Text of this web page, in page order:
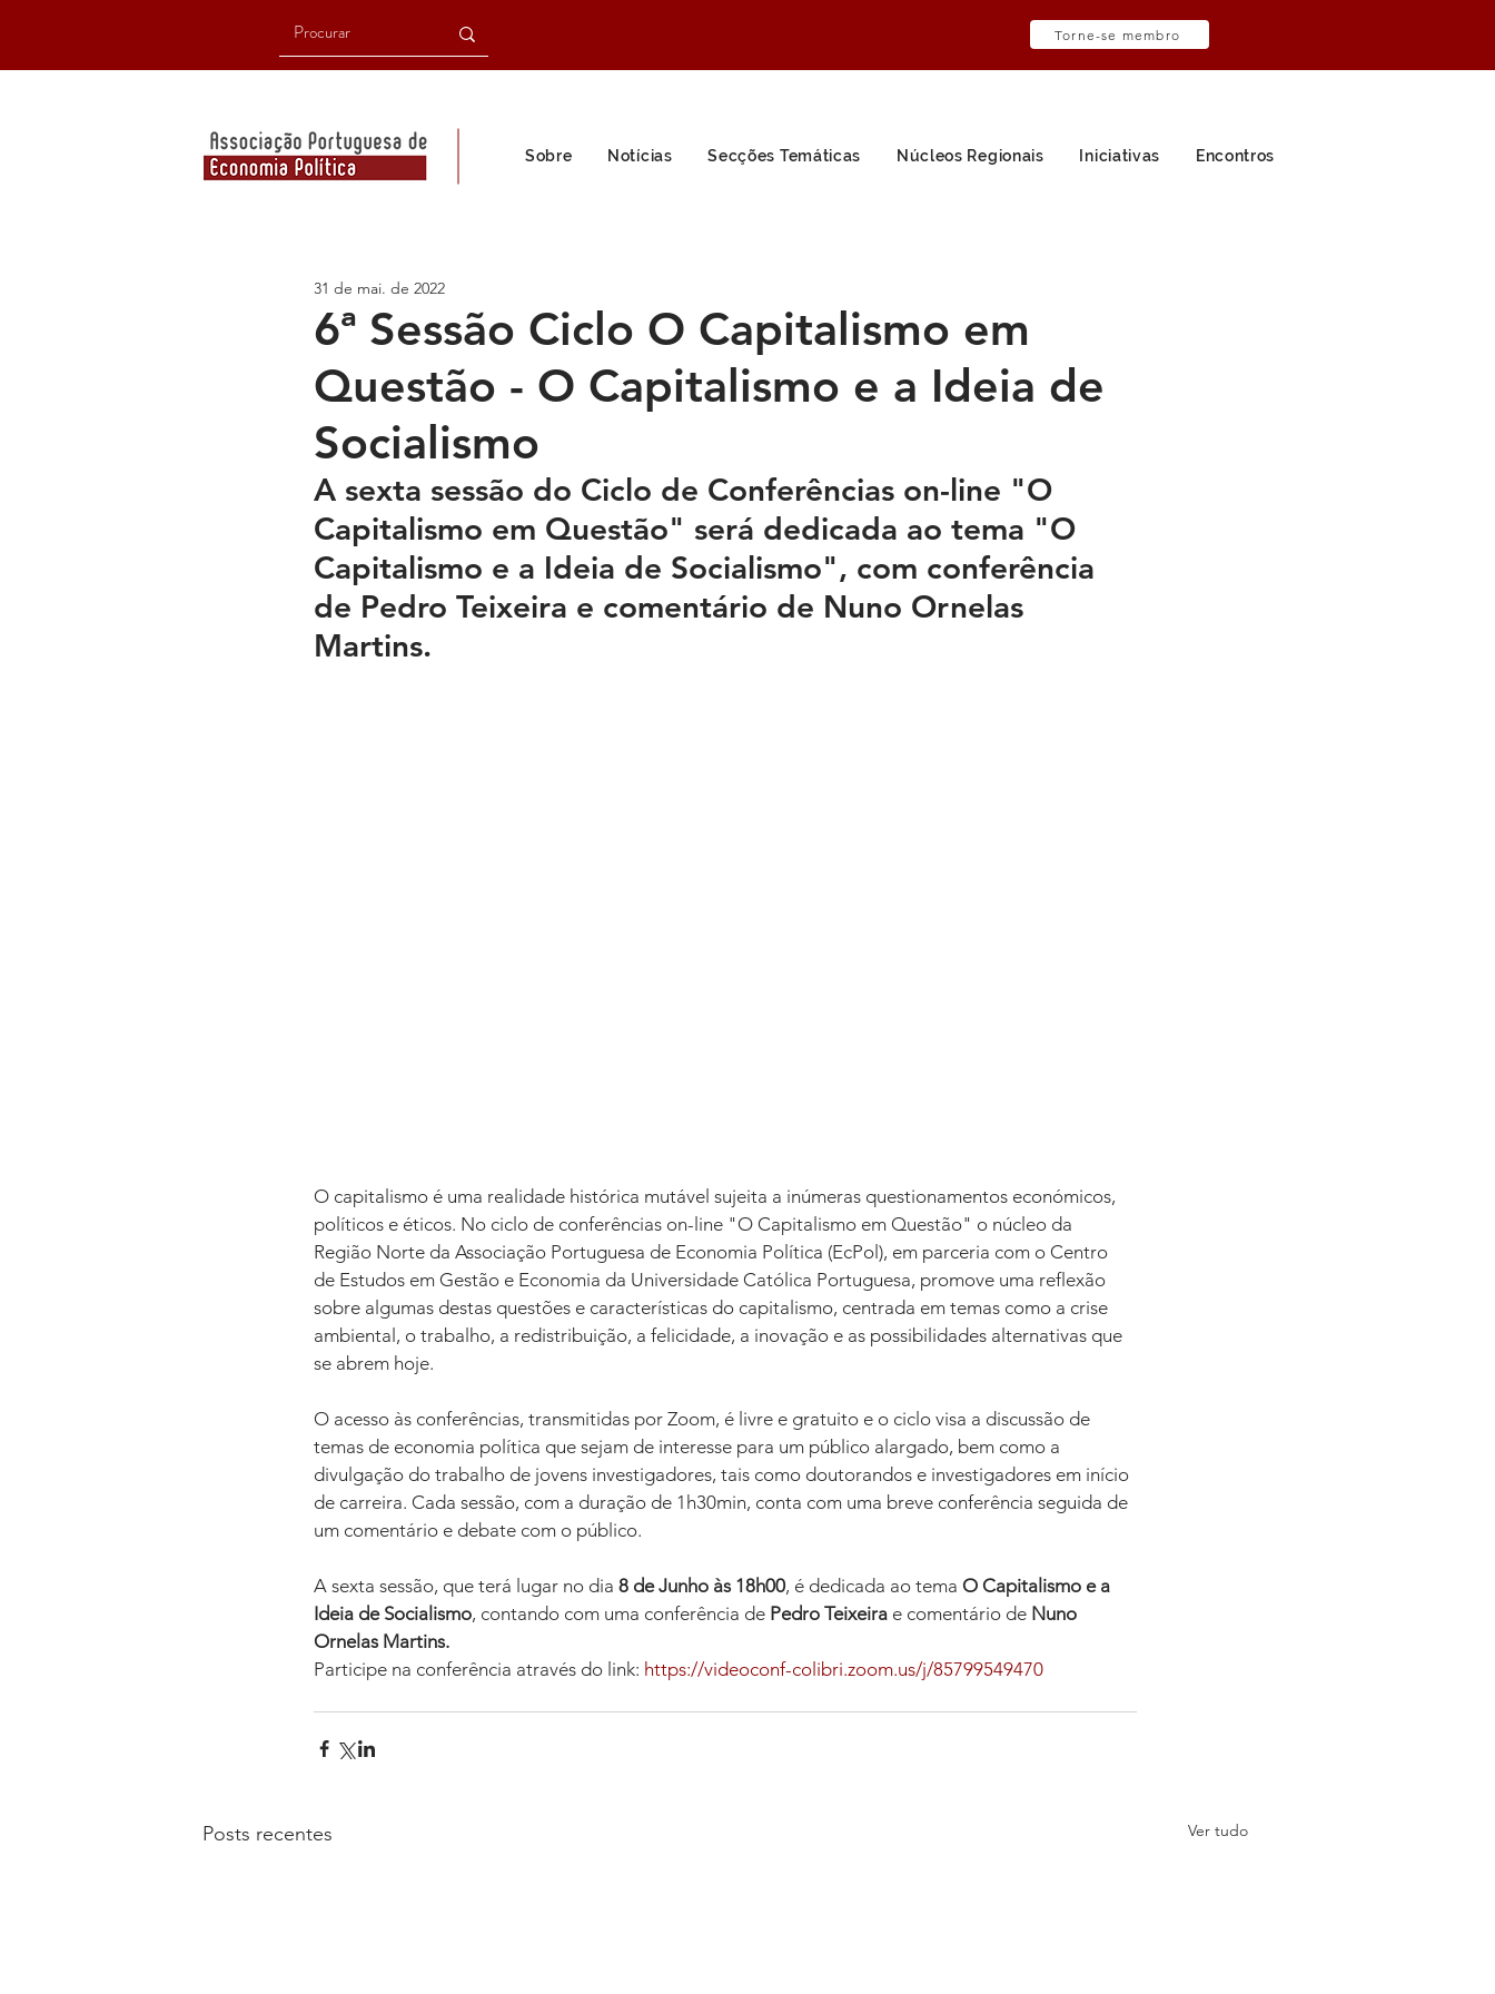
Torne-se membro
Sobre Notícias Secções Temáticas Núcleos Regionais Iniciativas Encontros
6ª Sessão Ciclo O Capitalismo em
Questão - O Capitalismo e a Ideia de
Socialismo
31 de mai. de 2022
A sexta sessão do Ciclo de Conferências on-line "O
Capitalismo em Questão" será dedicada ao tema "O
Capitalismo e a Ideia de Socialismo", com conferência
de Pedro Teixeira e comentário de Nuno Ornelas
Martins.
O capitalismo é uma realidade histórica mutável sujeita a inúmeras questionamentos económicos,
políticos e éticos. No ciclo de conferências on-line "O Capitalismo em Questão" o núcleo da
Região Norte da Associação Portuguesa de Economia Política (EcPol), em parceria com o Centro
de Estudos em Gestão e Economia da Universidade Católica Portuguesa, promove uma reflexão
sobre algumas destas questões e características do capitalismo, centrada em temas como a crise
ambiental, o trabalho, a redistribuição, a felicidade, a inovação e as possibilidades alternativas que
se abrem hoje.
O acesso às conferências, transmitidas por Zoom, é livre e gratuito e o ciclo visa a discussão de
temas de economia política que sejam de interesse para um público alargado, bem como a
divulgação do trabalho de jovens investigadores, tais como doutorandos e investigadores em início
de carreira. Cada sessão, com a duração de 1h30min, conta com uma breve conferência seguida de
um comentário e debate com o público.
A sexta sessão, que terá lugar no dia 8 de Junho às 18h00, é dedicada ao tema O Capitalismo e a
Ideia de Socialismo, contando com uma conferência de Pedro Teixeira e comentário de Nuno
Ornelas Martins.
Participe na conferência através do link: https://videoconf-colibri.zoom.us/j/85799549470
Posts recentes Ver tudo